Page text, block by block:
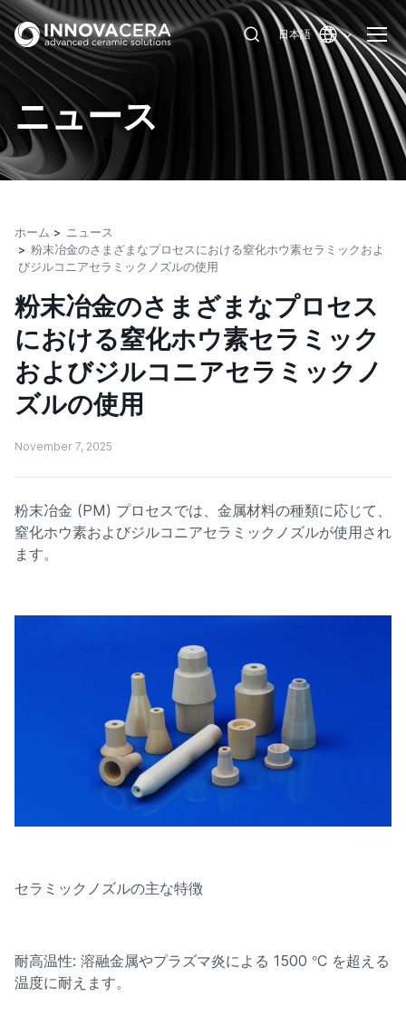
日本語
ニュース
ホーム
ニュース
粉末冶金のさまざまなプロセスにおける窒化ホウ素セラミックおよ
びジルコニアセラミックノズルの使用
粉末冶金のさまざまなプロセス
における窒化ホウ素セラミック
およびジルコニアセラミックノ
ズルの使用
November 7, 2025
粉末冶金 (PM) プロセスでは、金属材料の種類に応じて、
窒化ホウ素およびジルコニアセラミックノズルが使用され
ます。
セラミックノズルの主な特徴
耐高温性: 溶融金属やプラズマ炎による 1500 °C を超える
温度に耐えます。